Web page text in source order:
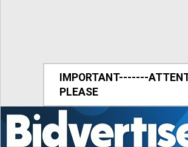
IMPORTANT-------
PLEASE